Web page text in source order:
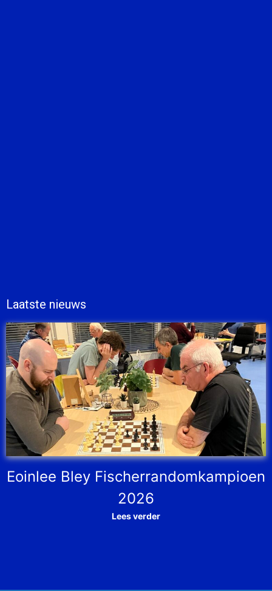
Laatste nieuws
Eoinlee Bley Fischerrandomkampioen
2026
Lees verder